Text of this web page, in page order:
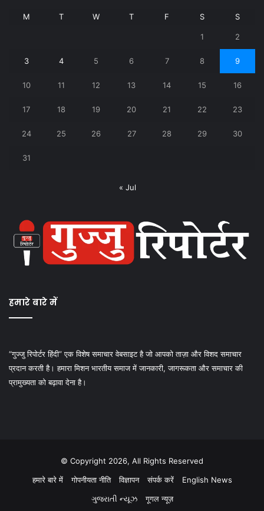
M T W T F S S
1 2
3 4 5 6 7 8 9
10 11 12 13 14 15 16
17 18 19 20 21 22 23
24 25 26 27 28 29 30
31
« Jul
हमारे बारे में
“गुज्जु रिपोर्टर हिंदी” एक विशेष समाचार वेबसाइट है जो आपको ताज़ा और विशद समाचार
प्रदान करती है। हमारा मिशन भारतीय समाज में जानकारी, जागरूकता और समाचार की
प्रामुख्यता को बढ़ावा देना है।
© Copyright 2026, All Rights Reserved
हमारे बारे में
गोपनीयता नीति विज्ञापन संपर्क करें
English News
ગુજરાતી ન્યૂઝ
गूगल न्यूज़